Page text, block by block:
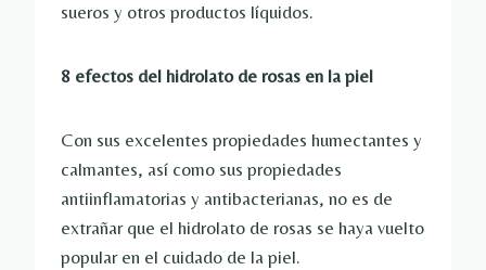
sueros y otros productos líquidos.
8 efectos del hidrolato de rosas en la piel
Con sus excelentes propiedades humectantes y
calmantes, así como sus propiedades
antiinflamatorias y antibacterianas, no es de
extrañar que el hidrolato de rosas se haya vuelto
popular en el cuidado de la piel.